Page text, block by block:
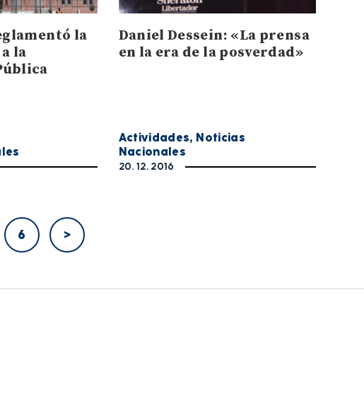
la
la
Daniel Dessein: «La prensa
en la era de la posverdad»
Actividades, Noticias
Nacionales
20. 12. 2016
6 >